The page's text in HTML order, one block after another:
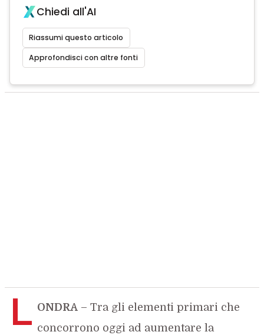
Chiedi all'AI
Riassumi questo articolo
Approfondisci con altre fonti
L ONDRA– Tra gli elementi primari che
concorrono oggi ad aumentare la